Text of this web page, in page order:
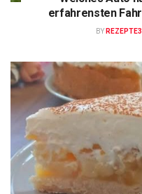
erfahrensten
BY